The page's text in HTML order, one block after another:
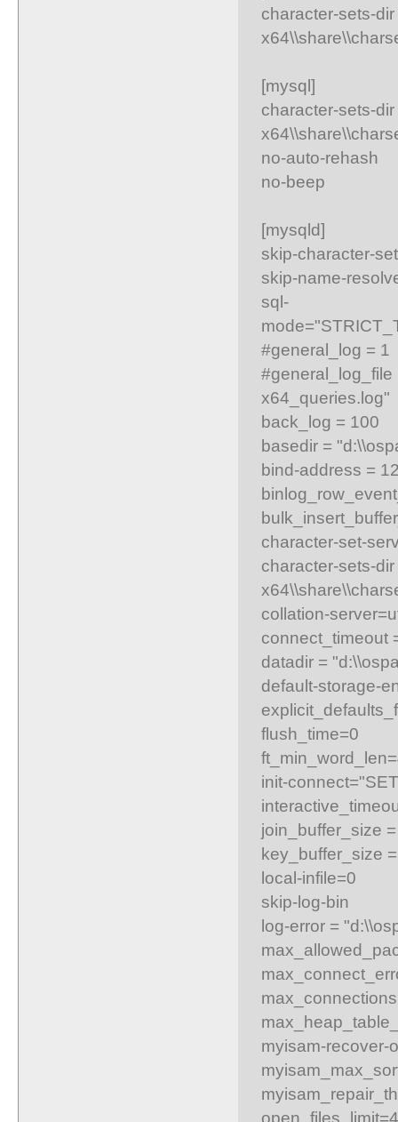
character-sets-
[mysql]
character-sets-
no-auto-rehash
no-beep
[mysqld]
skip-character-
skip-name-
sql-
#general_log = 1
x64_queries.log"
back_log = 100
basedir =
bind-address =
character-set-
character-sets-
collation-
connect_timeout
datadir =
default-storage-
flush_time=0
init-
join_buffer_size
key_buffer_size
local-infile=0
skip-log-bin
log-error =
myisam-recover-